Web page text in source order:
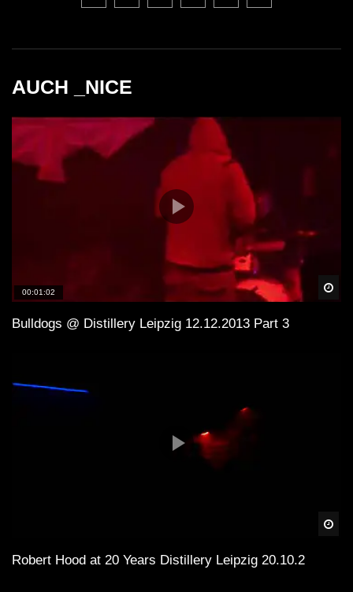
AUCH _NICE
00:01:02
Bulldogs @ Distillery Leipzig 12.12.2013 Part 3
Robert Hood at 20 Years Distillery Leipzig 20.10.2